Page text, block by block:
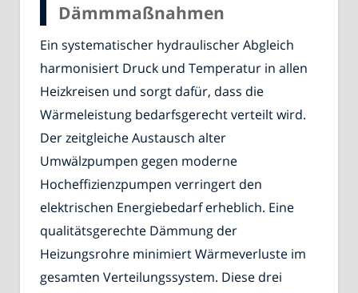
Dämmmaßnahmen
Ein systematischer hydraulischer Abgleich
harmonisiert Druck und Temperatur in allen
Heizkreisen und sorgt dafür, dass die
Wärmeleistung bedarfsgerecht verteilt wird.
Der zeitgleiche Austausch alter
Umwälzpumpen gegen moderne
Hocheffizienzpumpen verringert den
elektrischen Energiebedarf erheblich. Eine
qualitätsgerechte Dämmung der
Heizungsrohre minimiert Wärmeverluste im
gesamten Verteilungssystem. Diese drei